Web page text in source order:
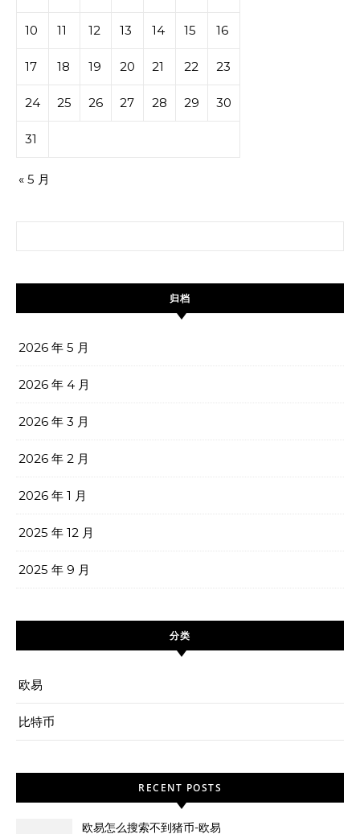
10 11 12 13 14 15 16
17 18 19 20 21 22 23
24 25 26 27 28 29 30
31
« 5 月
归档
2026 年 5 月
2026 年 4 月
2026 年 3 月
2026 年 2 月
2026 年 1 月
2025 年 12 月
2025 年 9 月
分类
欧易
比特币
RECENT POSTS
欧易怎么搜索不到猪币-欧易